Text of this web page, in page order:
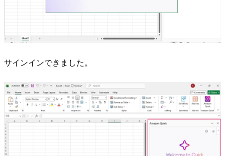
サインインできました。